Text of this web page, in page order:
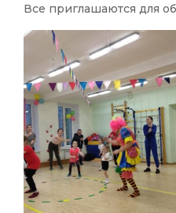
Все приглашаются для